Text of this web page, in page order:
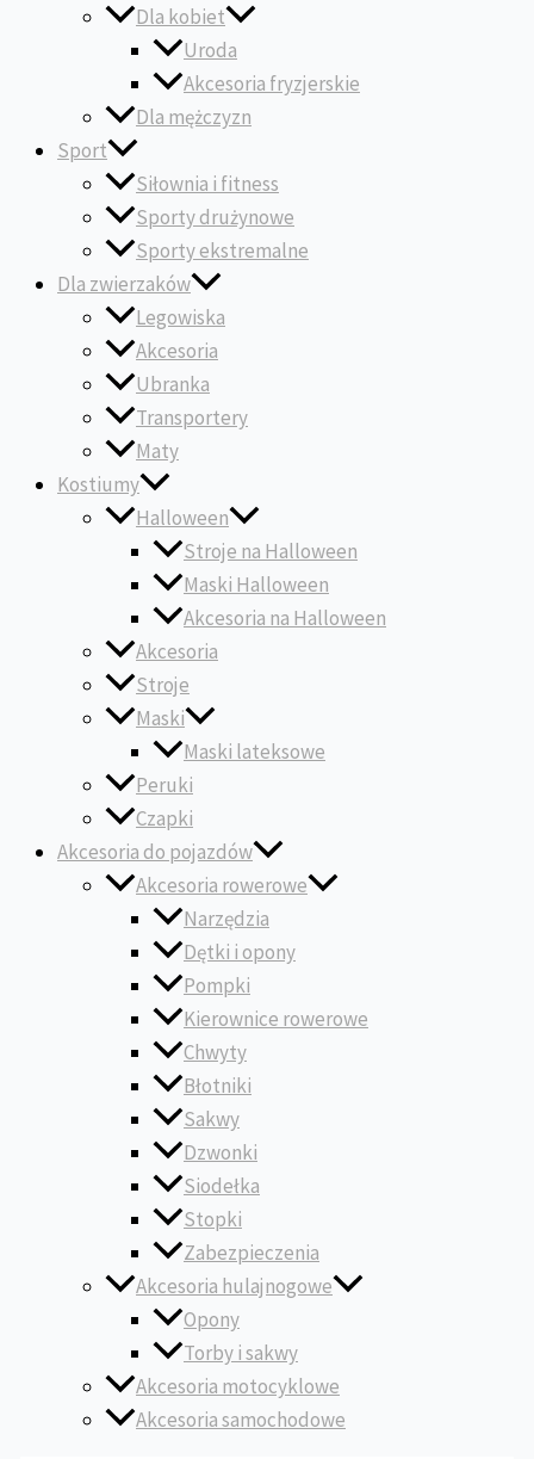
Dla kobiet
Uroda
Akcesoria fryzjerskie
Dla mężczyzn
Sport
Siłownia i fitness
Sporty drużynowe
Sporty ekstremalne
Dla zwierzaków
Legowiska
Akcesoria
Ubranka
Transportery
Maty
Kostiumy
Halloween
Stroje na Halloween
Maski Halloween
Akcesoria na Halloween
Akcesoria
Stroje
Maski
Maski lateksowe
Peruki
Czapki
Akcesoria do pojazdów
Akcesoria rowerowe
Narzędzia
Dętki i opony
Pompki
Kierownice rowerowe
Chwyty
Błotniki
Sakwy
Dzwonki
Siodełka
Stopki
Zabezpieczenia
Akcesoria hulajnogowe
Opony
Torby i sakwy
Akcesoria motocyklowe
Akcesoria samochodowe